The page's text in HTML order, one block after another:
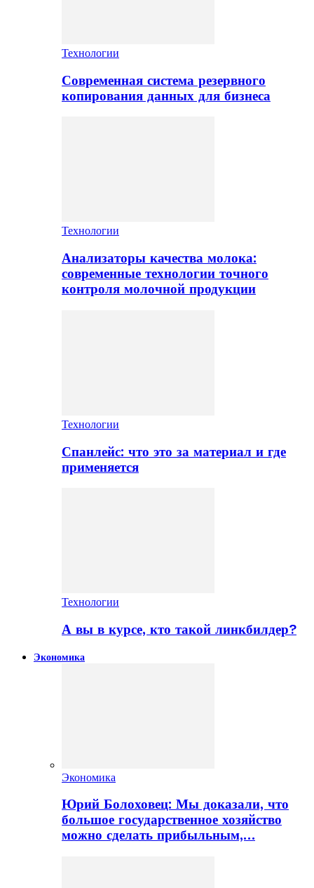
Технологии
Современная система резервного
копирования данных для бизнеса
Технологии
Анализаторы качества молока:
современные технологии точного
контроля молочной продукции
Технологии
Спанлейс: что это за материал и где
применяется
Технологии
А вы в курсе, кто такой линкбилдер?
Экономика
Экономика
Юрий Болоховец: Мы доказали, что
большое государственное хозяйство
можно сделать прибыльным,…